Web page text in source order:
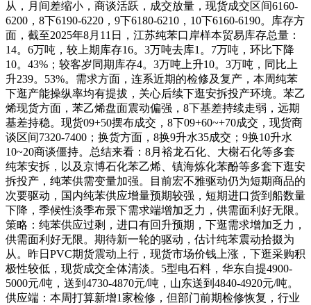
从，月间差缩小，商谈活跃，成交放量，现货成交区间6160-
6200，8下6190-6220，9下6180-6210，10下6160-6190。库存方
面，截至2025年8月11日，江苏纯苯口岸样本贸易库存总量：
14。6万吨，较上期库存16。3万吨去库1。7万吨，环比下降
10。43%；较客岁同期库存4。3万吨上升10。3万吨，同比上
升239。53%。需求方面，连系近期的检修及复产，本周纯苯
下逛产能操纵率均有提拔，关心后续下逛安拆投产环境。苯乙
烯现货方面，苯乙烯盘面震动偏强，8下基差持续走弱，远期
基差持稳。现货09+50摆布成交，8下09+60~+70成交，现货商
谈区间7320-7400；换货方面，8换9升水35成交；9换10升水
10~20商谈僵持。总结来看：8月裕龙石化、大榭石化等多套
纯苯安拆，以及京博石化苯乙烯、镇海炼化苯酚等多套下逛安
拆投产，纯苯供需变量加强。目前宏不雅驱动仍为短期商品的
次要驱动，国内纯苯供应增量预期较强，短期进口货到船数量
下降，季候性淡季布景下需求端增加乏力，供需面利好无限。
策略：纯苯供应过剩，进口有回升预期，下逛需求增加乏力，
供需面利好无限。期待新一轮的驱动，估计纯苯震动拾掇为
从。昨日PVC期货震动上行，现货市场价钱上涨，下逛采购积
极性较低，现货成交全体清淡。5型电石料，华东自提4900-
5000元/吨，送到4730-4870元/吨，山东送到4840-4920元/吨。
供应端：本周打算新增1家检修，但部门前期检修恢复，行业